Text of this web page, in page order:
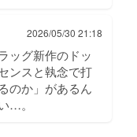
2026/05/30 21:18
ッグ新作のドッ
ンスと執念で打
のか」があるん
…。